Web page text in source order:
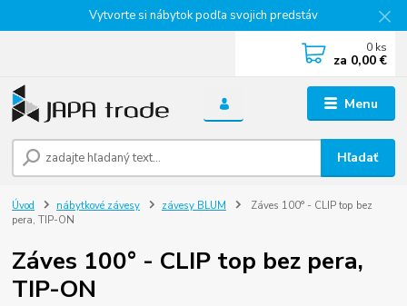
Vytvorte si nábytok podľa svojich predstáv
Menu
Hľadať
0 ks
za 0,00 €
Úvod nábytkové závesy závesy BLUM
Záves 100° - CLIP top bez
pera, TIP-ON
Záves 100° - CLIP top bez pera,
TIP-ON